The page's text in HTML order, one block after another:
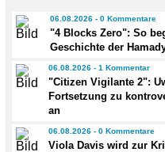
06.08.2026 - 0 Kommentare
"4 Blocks Zero": So
Geschichte der
06.08.2026 - 1 Kommentar
"Citizen Vigilante 2":
Fortsetzung zu
an
06.08.2026 - 0 Kommentare
Viola Davis wird zur